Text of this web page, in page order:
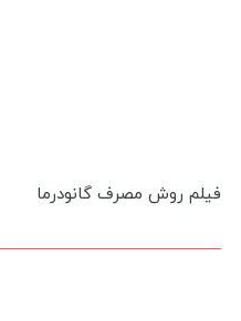
فیلم روش مصرف گانودرما